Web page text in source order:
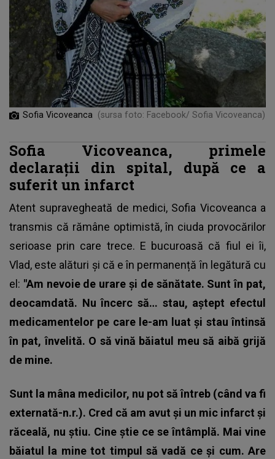
Sofia Vicoveanca (sursa foto: Facebook/ Sofia Vicoveanca)
Sofia Vicoveanca, primele
declarații din spital, după ce a
suferit un infarct
Atent supravegheată de medici, Sofia Vicoveancaa
transmis că rămâne optimistă, în ciuda provocărilor
serioase prin care trece. E bucuroasă că fiul ei îi,
Vlad, este alături și că e în permanență în legătură cu
el: "Am nevoie de urare și de sănătate. Sunt în pat,
deocamdată. Nu încerc să… stau, aștept efectul
medicamentelor pe care le-am luat și stau întinsă
în pat, învelită. O să vină băiatul meu să aibă grijă
de mine.
Sunt la mâna medicilor, nu pot să întreb (când va fi
externată-n.r.). Cred că am avut și un mic infarct și
răceală, nu știu. Cine știe ce se întâmplă. Mai vine
băiatul la mine tot timpul să vadă ce și cum. Are